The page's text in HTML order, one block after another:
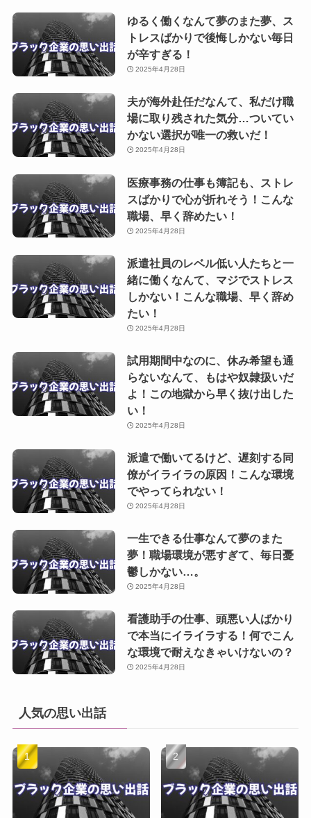
ゆるく働くなんて夢のまた夢、ス
トレスばかりで後悔しかない毎日
が辛すぎる！
2025年4月28日
夫が海外赴任だなんて、私だけ職
場に取り残された気分…ついてい
かない選択が唯一の救いだ！
2025年4月28日
医療事務の仕事も簿記も、ストレ
スばかりで心が折れそう！こんな
職場、早く辞めたい！
2025年4月28日
派遣社員のレベル低い人たちと一
緒に働くなんて、マジでストレス
しかない！こんな職場、早く辞め
たい！
2025年4月28日
試用期間中なのに、休み希望も通
らないなんて、もはや奴隷扱いだ
よ！この地獄から早く抜け出した
い！
2025年4月28日
派遣で働いてるけど、遅刻する同
僚がイライラの原因！こんな環境
でやってられない！
2025年4月28日
一生できる仕事なんて夢のまた
夢！職場環境が悪すぎて、毎日憂
鬱しかない…。
2025年4月28日
看護助手の仕事、頭悪い人ばかり
で本当にイライラする！何でこん
な環境で耐えなきゃいけないの？
2025年4月28日
人気の思い出話